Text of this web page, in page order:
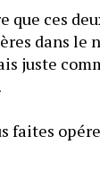
que ces
dans le
juste
faites